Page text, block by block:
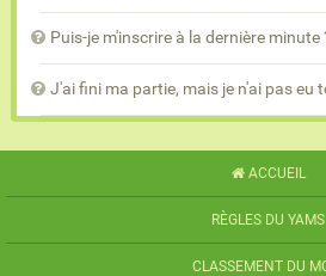
Puis-je m'inscrire à la dernière minute
J'ai fini ma partie, mais je n'ai pas eu
ACCUEIL
RÈGLES DU YAMS
CLASSEMENT DU